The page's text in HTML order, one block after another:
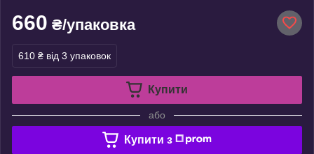
660 ₴/упаковка
610 ₴ від 3 упаковок
Купити
або
Купити з